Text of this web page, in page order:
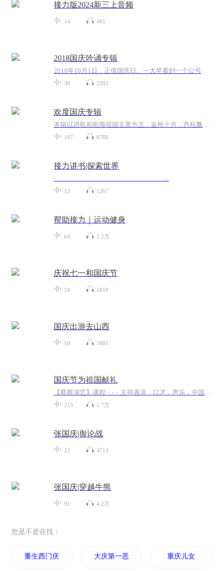
接力版2024新三上音频
14 481
2018国庆吟诵专辑
2018年10月1日，正值国庆日。一大早看到一个公号文章，正是文天祥的《己卯十月一日至燕越五日罹狴犴有感而赋》。当然，彼十一非当今的十一。不过数字的巧合还是让人感触，今天拿来读一读，体味一番历史英杰的民族情怀，恰也当时。 根据诗题来看，这组诗是写于十月一日至十月五日之间，是文天祥被俘之后所作，这些诗作不仅有凛凛正气，更也能看的到他百端交集的复杂情感。另一首于右任先生的《望大陆》，微信公号有称《望乡》，一句“山之上国之殇”荡气回肠，一并兴起拿来读了一读。仓促间多有瑕疵...
38 2592
欢度国庆专辑
本辑以诗歌和歌颂祖国文章为主，金秋十月，丹桂飘香，在这个充满丰收喜悦的季节里，我们满怀激动和自豪，迎来了中华人民共和国76周年华诞。这不仅是一个庄重的纪念日，更是全体中华儿女共同欢庆的盛大的节日，承载着深厚的民族情感和历史意义.
167 6788
接力讲书|探索世界
...
15 1267
帮助接力｜运动健身
64 2.2万
庆祝七一和国庆节
24 1818
国庆出游去山西
10 5805
国庆节为祖国献礼
【蔡蔡演艺】课程﹣-﹣主持表演，口才，声乐，中国舞，民族舞。独特的小舞台，专业的录音棚，每一位同学都能成为优秀的小明星。独特的教学模式，轻松上课，快乐学习！知名主持人，舞蹈家，高级教师任职授课！江南总校：河沟街42号三楼 18545856430江北分校...
215 1.7万
张国庆|舆论战
22 4713
张国庆|穿越牛熊
91 4.2万
您是不是在找：
重生西门庆 大庆第一恶 重庆儿女